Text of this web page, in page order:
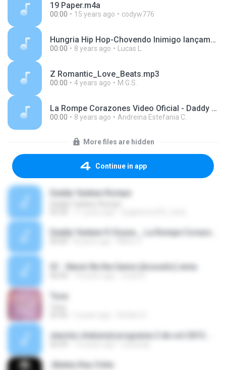
19 Paper.m4a
00:00 15 years ago codyw776
Hungria Hip Hop-Chovendo Inimigo lançamento 2018.mp3
00:00 8 years ago Lucas L.
Z Romantic_Love_Beats.mp3
00:00 4 years ago M G S.
La Rompe Corazones Video Oficial - Daddy Yankee ft.mp3
00:00 8 years ago Andreina Estefania C.
More files are hidden
Continue in app
Daddy Yankee-Rompe
01 - Never Be the Same (Acoustic).wma
Tusa
Jikalau Kau Cinta